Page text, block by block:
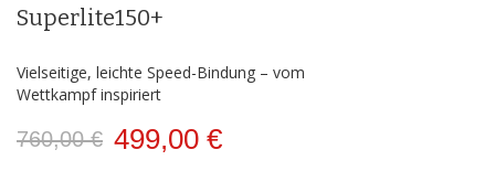
der
Bildergalerie
Superlite150+
Vielseitige, leichte Speed-Bindung – vom
Wettkampf inspiriert
760,00 € 499,00 €